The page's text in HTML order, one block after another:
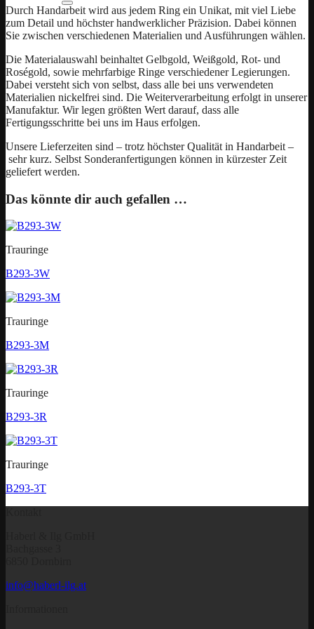
Durch Handarbeit wird aus jedem Ring ein Unikat, mit viel Liebe
zum Detail und höchster handwerklicher Präzision. Dabei können
Sie zwischen verschiedenen Materialien und Ausführungen wählen.
Die Materialauswahl beinhaltet Gelbgold, Weißgold, Rot- und
Roségold, sowie mehrfarbige Ringe verschiedener Legierungen.
Dabei versteht sich von selbst, dass alle bei uns verwendeten
Materialien nickelfrei sind. Die Weiterverarbeitung erfolgt in unserer
Manufaktur. Wir legen größten Wert darauf, dass alle
Fertigungsschritte bei uns im Haus erfolgen.
Unsere Lieferzeiten sind – trotz höchster Qualität in Handarbeit –
sehr kurz. Selbst Sonderanfertigungen können in kürzester Zeit
geliefert werden.
Das könnte dir auch gefallen …
Trauringe
B293-3W
Trauringe
B293-3M
Trauringe
B293-3R
Trauringe
B293-3T
info@haberl-ilg.at